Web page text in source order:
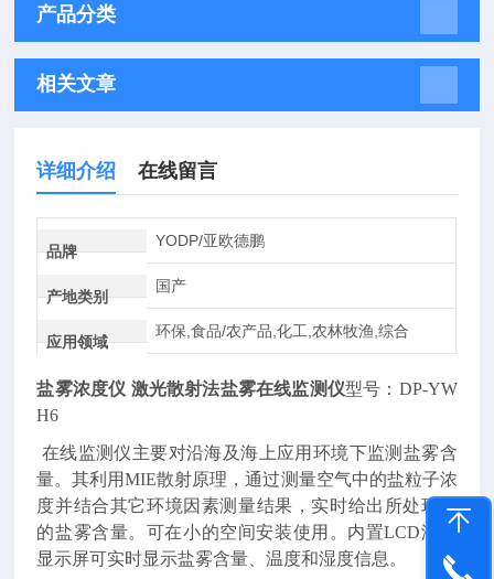
产品分类
相关文章
详细介绍 在线留言
品牌
YODP/亚欧德鹏
产地类别
国产
应用领域
环保,食品/农产品,化工,农林牧渔,综合
盐雾浓度仪 激光散射法盐雾在线监测仪型号： DP-YW
H6
在线监测仪主要对沿海及海上应用环境下监测盐雾含
量。其利用MIE散射原理，通过测量空气中的盐粒子浓
度并结合其它环境因素测量结果，实时给出所处环境
的盐雾含量。可在小的空间安装使用。内置LCD液晶
显示屏可实时显示盐雾含量、温度和湿度信息。